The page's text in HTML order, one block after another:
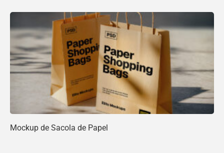
Mockup de Sacola de Papel